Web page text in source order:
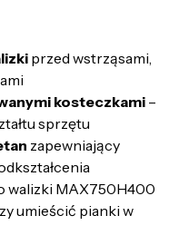
przed wstrząsami,
kosteczkami–
sprzętu
zapewniający
walizki MAX750H400
umieścić pianki w